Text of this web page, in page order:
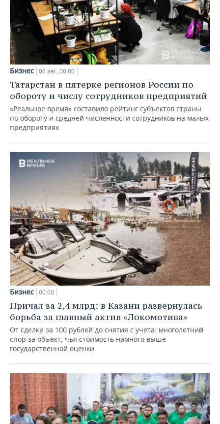
Бизнес 06 авг, 00:00
Татарстан в пятерке регионов России по
обороту и числу сотрудников предприятий
«Реальное время» составило рейтинг субъектов страны
по обороту и средней численности сотрудников на малых
предприятиях
Бизнес 00:00
Причал за 2,4 млрд: в Казани развернулась
борьба за главный актив «Локомотива»
От сделки за 100 рублей до снятия с учета: многолетний
спор за объект, чья стоимость намного выше
государственной оценки